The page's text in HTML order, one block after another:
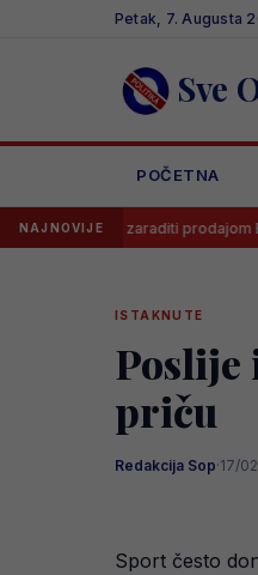
Petak, 7. Augusta
Sve
POČETNA
NAJNOVIJE
zaraditi prodajom Baždara
ISTAKNUTE
Poslije
priču
Redakcija Sop·17/
Sport često